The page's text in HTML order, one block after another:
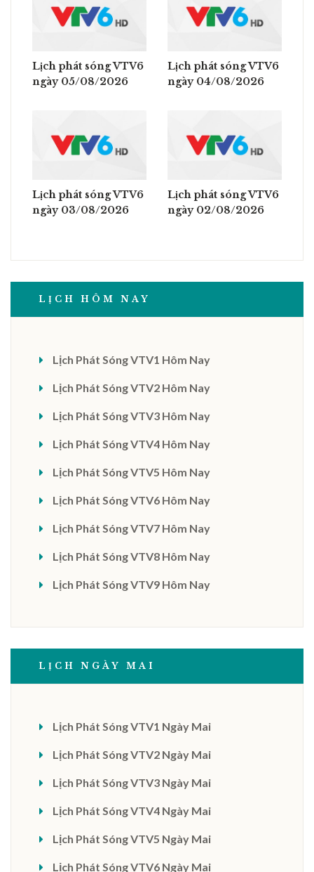
Lịch phát sóng VTV6
ngày 05/08/2026
Lịch phát sóng VTV6
ngày 04/08/2026
Lịch phát sóng VTV6
ngày 03/08/2026
Lịch phát sóng VTV6
ngày 02/08/2026
LỊCH HÔM NAY
Lịch Phát Sóng VTV1 Hôm Nay
Lịch Phát Sóng VTV2 Hôm Nay
Lịch Phát Sóng VTV3 Hôm Nay
Lịch Phát Sóng VTV4 Hôm Nay
Lịch Phát Sóng VTV5 Hôm Nay
Lịch Phát Sóng VTV6 Hôm Nay
Lịch Phát Sóng VTV7 Hôm Nay
Lịch Phát Sóng VTV8 Hôm Nay
Lịch Phát Sóng VTV9 Hôm Nay
LỊCH NGÀY MAI
Lịch Phát Sóng VTV1 Ngày Mai
Lịch Phát Sóng VTV2 Ngày Mai
Lịch Phát Sóng VTV3 Ngày Mai
Lịch Phát Sóng VTV4 Ngày Mai
Lịch Phát Sóng VTV5 Ngày Mai
Lịch Phát Sóng VTV6 Ngày Mai